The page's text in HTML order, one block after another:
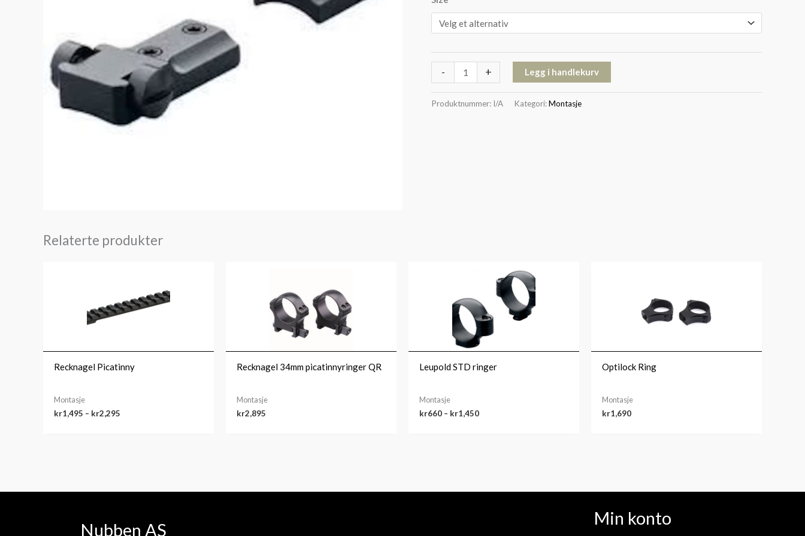
- + Legg i handlekurv
Produktnummer: I/A Kategori:Montasje
Relaterte produkter
Recknagel Picatinny
Montasje
kr1,495 – kr2,295
kr2,295
Recknagel 34mm picatinnyringer QR
Montasje
kr2,895
Leupold STD ringer
Montasje
kr660 – kr1,450
kr660
kr1,450
Optilock Ring
Montasje
kr1,690
Nubben AS
Min konto